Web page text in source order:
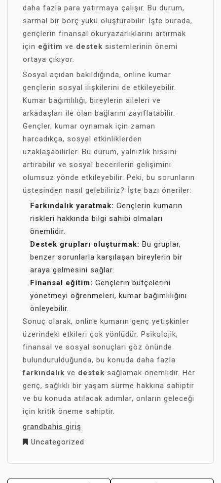
daha fazla para yatırmaya çalışır. Bu durum,
sarmal bir borç yükü oluşturabilir. İşte burada,
gençlerin finansal okuryazarlıklarını artırmak
için eğitim ve destek sistemlerinin önemi
ortaya çıkıyor.
Sosyal açıdan bakıldığında, online kumar
gençlerin sosyal ilişkilerini de etkileyebilir.
Kumar bağımlılığı, bireylerin aileleri ve
arkadaşları ile olan bağlarını zayıflatabilir.
Gençler, kumar oynamak için zaman
harcadıkça, sosyal etkinliklerden
uzaklaşabilirler. Bu durum, yalnızlık hissini
artırabilir ve sosyal becerilerin gelişimini
olumsuz yönde etkileyebilir. Peki, bu sorunların
üstesinden nasıl gelebiliriz? İşte bazı öneriler:
Farkındalık yaratmak: Gençlerin kumarın
riskleri hakkında bilgi sahibi olmaları
önemlidir.
Destek grupları oluşturmak: Bu gruplar,
benzer sorunlarla karşılaşan bireylerin bir
araya gelmesini sağlar.
Finansal eğitim: Gençlerin bütçelerini
yönetmeyi öğrenmeleri, kumar bağımlılığını
önleyebilir.
Sonuç olarak, online kumarın genç yetişkinler
üzerindeki etkileri çok yönlüdür. Psikolojik,
finansal ve sosyal sonuçları göz önünde
bulundurulduğunda, bu konuda daha fazla
farkındalık ve destek sağlamak önemlidir. Her
genç, sağlıklı bir yaşam sürme hakkına sahiptir
ve bu konuda atılacak adımlar, onların geleceği
için kritik öneme sahiptir.
grandbahis giriş
Uncategorized